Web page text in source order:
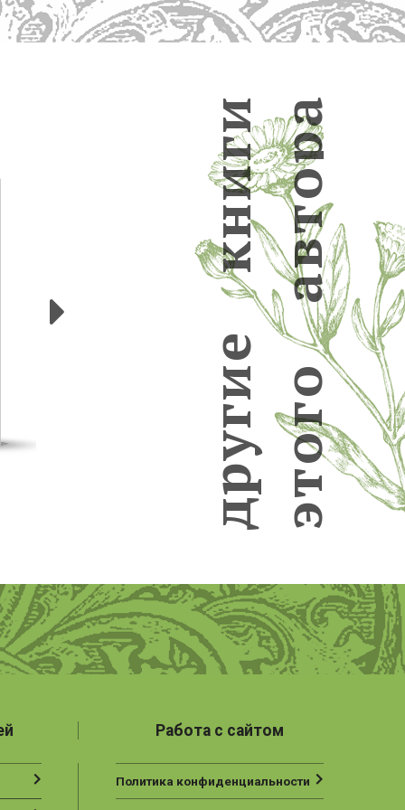
д
р
у
г
и
е
к
н
и
г
и
э
т
о
г
о
а
в
т
о
р
а
Следующие
Работа с сайтом
Политика конфиденциальности